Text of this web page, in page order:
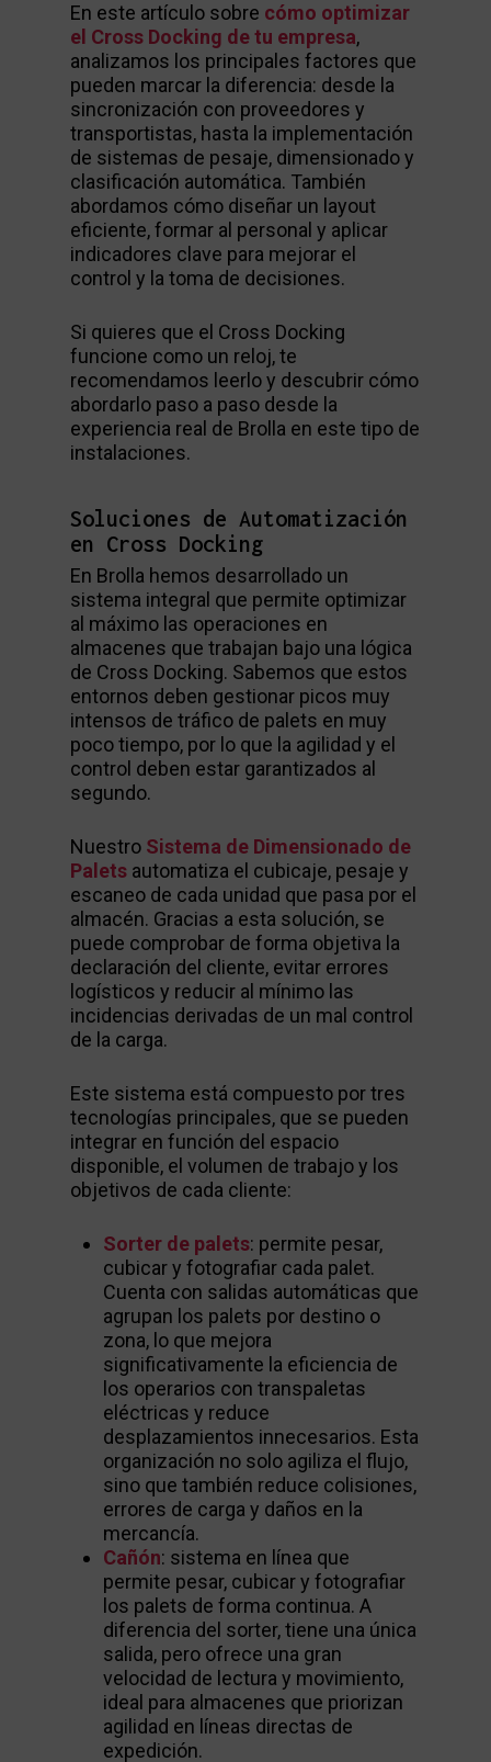
En este artículo sobre cómo optimizar
el Cross Docking de tu empresa,
analizamos los principales factores que
pueden marcar la diferencia: desde la
sincronización con proveedores y
transportistas, hasta la implementación
de sistemas de pesaje, dimensionado y
clasificación automática. También
abordamos cómo diseñar un layout
eficiente, formar al personal y aplicar
indicadores clave para mejorar el
control y la toma de decisiones.
Si quieres que el Cross Docking
funcione como un reloj, te
recomendamos leerlo y descubrir cómo
abordarlo paso a paso desde la
experiencia real de Brolla en este tipo de
instalaciones.
Soluciones de Automatización
en Cross Docking
En Brolla hemos desarrollado un
sistema integral que permite optimizar
al máximo las operaciones en
almacenes que trabajan bajo una lógica
de Cross Docking. Sabemos que estos
entornos deben gestionar picos muy
intensos de tráfico de palets en muy
poco tiempo, por lo que la agilidad y el
control deben estar garantizados al
segundo.
Nuestro Sistema de Dimensionado de
Palets automatiza el cubicaje, pesaje y
escaneo de cada unidad que pasa por el
almacén. Gracias a esta solución, se
puede comprobar de forma objetiva la
declaración del cliente, evitar errores
logísticos y reducir al mínimo las
incidencias derivadas de un mal control
de la carga.
Este sistema está compuesto por tres
tecnologías principales, que se pueden
integrar en función del espacio
disponible, el volumen de trabajo y los
objetivos de cada cliente:
Sorter de palets: permite pesar,
cubicar y fotografiar cada palet.
Cuenta con salidas automáticas que
agrupan los palets por destino o
zona, lo que mejora
significativamente la eficiencia de
los operarios con transpaletas
eléctricas y reduce
desplazamientos innecesarios. Esta
organización no solo agiliza el flujo,
sino que también reduce colisiones,
errores de carga y daños en la
mercancía.
Cañón: sistema en línea que
permite pesar, cubicar y fotografiar
los palets de forma continua. A
diferencia del sorter, tiene una única
salida, pero ofrece una gran
velocidad de lectura y movimiento,
ideal para almacenes que priorizan
agilidad en líneas directas de
expedición.